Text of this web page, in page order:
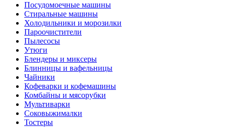
Посудомоечные машины
Стиральные машины
Холодильники и морозилки
Пароочистители
Пылесосы
Утюги
Блендеры и миксеры
Блинницы и вафельницы
Чайники
Кофеварки и кофемашины
Комбайны и мясорубки
Мультиварки
Соковыжималки
Тостеры